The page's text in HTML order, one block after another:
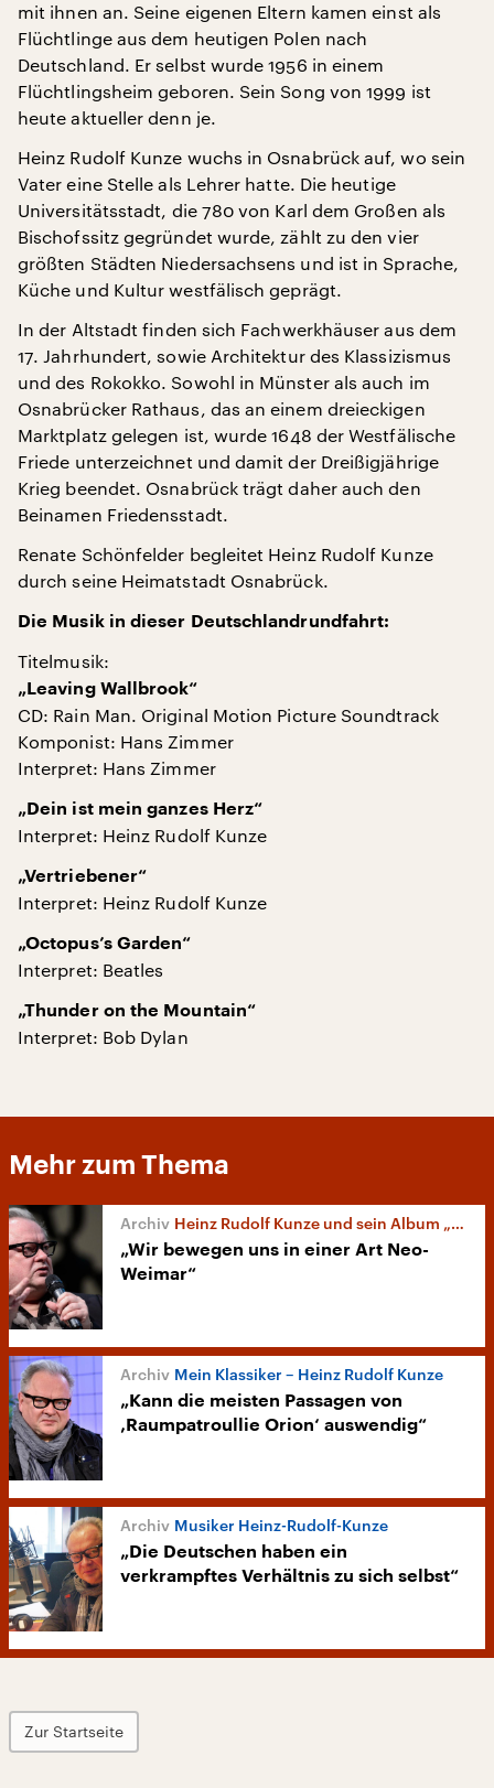
mit ihnen an. Seine eigenen Eltern kamen einst als
Flüchtlinge aus dem heutigen Polen nach
Deutschland. Er selbst wurde 1956 in einem
Flüchtlingsheim geboren. Sein Song von 1999 ist
heute aktueller denn je.
Heinz Rudolf Kunze wuchs in Osnabrück auf, wo sein
Vater eine Stelle als Lehrer hatte. Die heutige
Universitätsstadt, die 780 von Karl dem Großen als
Bischofssitz gegründet wurde, zählt zu den vier
größten Städten Niedersachsens und ist in Sprache,
Küche und Kultur westfälisch geprägt.
In der Altstadt finden sich Fachwerkhäuser aus dem
17. Jahrhundert, sowie Architektur des Klassizismus
und des Rokokko. Sowohl in Münster als auch im
Osnabrücker Rathaus, das an einem dreieckigen
Marktplatz gelegen ist, wurde 1648 der Westfälische
Friede unterzeichnet und damit der Dreißigjährige
Krieg beendet. Osnabrück trägt daher auch den
Beinamen Friedensstadt.
Renate Schönfelder begleitet Heinz Rudolf Kunze
durch seine Heimatstadt Osnabrück.
Die Musik in dieser Deutschlandrundfahrt:
Titelmusik:
„Leaving Wallbrook“
CD: Rain Man. Original Motion Picture Soundtrack
Komponist: Hans Zimmer
Interpret: Hans Zimmer
„Dein ist mein ganzes Herz“
Interpret: Heinz Rudolf Kunze
„Vertriebener“
Interpret: Heinz Rudolf Kunze
„Octopus’s Garden“
Interpret: Beatles
„Thunder on the Mountain“
Interpret: Bob Dylan
Mehr zum Thema
Heinz Rudolf Kunze und sein Album „Schöne Grüße vom Schicksal“
„Wir bewegen uns in einer Art Neo-
Weimar“
Mein Klassiker – Heinz Rudolf Kunze
„Kann die meisten Passagen von
‚Raumpatroullie Orion‘ auswendig“
Musiker Heinz-Rudolf-Kunze
„Die Deutschen haben ein
verkrampftes Verhältnis zu sich selbst“
Zur Startseite